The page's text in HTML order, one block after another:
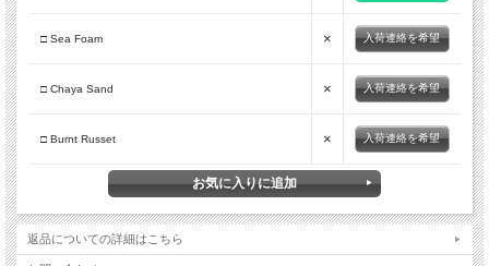
- 背面パネル：固定パネル、細幅。
- Weight (重量) : 785 g
- Dimension (サイズ) : H52 x W25 x D22 cm
- Recommended Weight (耐荷重) : 7 kg
- 背面長：40～49cm。
□ Sea Foam × 入荷連絡を希望
□ Chaya Sand × 入荷連絡を希望
□ Burnt Russet × 入荷連絡を希望
返品についての詳細はこちら